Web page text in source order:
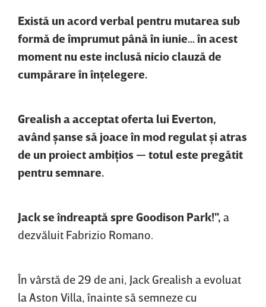
Există un acord verbal pentru mutarea sub
formă de împrumut până în iunie… în acest
moment nu este inclusă nicio clauză de
cumpărare în înţelegere.
Grealish a acceptat oferta lui Everton,
având şanse să joace în mod regulat şi atras
de un proiect ambiţios — totul este pregătit
pentru semnare.
Jack se îndreaptă spre Goodison Park!", a
dezvăluit Fabrizio Romano.
În vârstă de 29 de ani, Jack Grealish a evoluat
la Aston Villa, înainte să semneze cu